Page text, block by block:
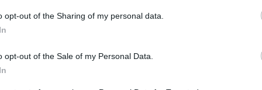
opt-out of the Sharing of my personal data.
opt-out of the Sale of my Personal Data.
mln.
Lietuvos karinė žvalgyba: Rusija svarsto
Žinios Lietuvos diena